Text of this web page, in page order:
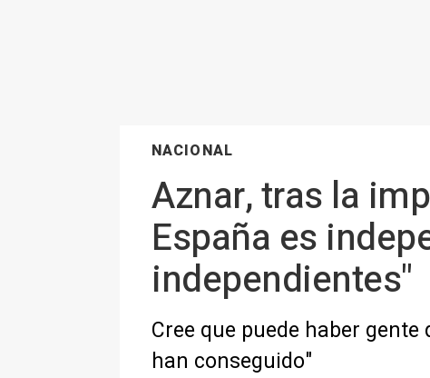
NACIONAL
Aznar, tras la
España es
independientes"
Cree que puede haber
han conseguido"